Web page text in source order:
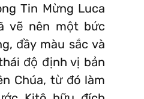
Tin Mừng Luca
vẽ nên một bức
đầy màu sắc và
độ định vị bản
Chúa, từ đó làm